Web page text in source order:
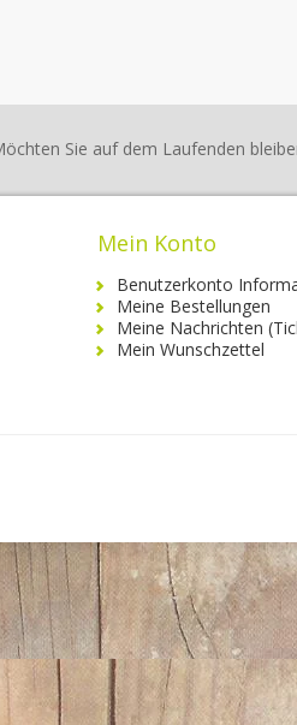
Sie auf dem Laufenden
Mein Konto
Benutzerkonto
Meine Bestellungen
Meine Nachrichten
Mein Wunschzettel